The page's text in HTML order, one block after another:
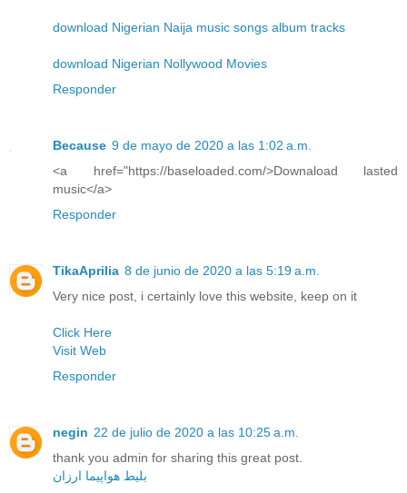
download Nigerian Naija music songs album tracks
download Nigerian Nollywood Movies
Responder
Because 9 de mayo de 2020 a las 1:02 a.m.
<a href="https://baseloaded.com/>Downaload lasted
music</a>
Responder
TikaAprilia 8 de junio de 2020 a las 5:19 a.m.
Very nice post, i certainly love this website, keep on it
Click Here
Visit Web
Responder
negin 22 de julio de 2020 a las 10:25 a.m.
thank you admin for sharing this great post.
بلیط هواپیما ارزان